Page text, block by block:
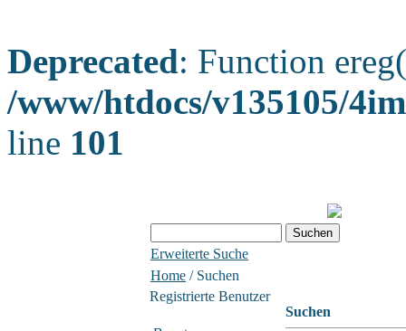
Deprecated: Function
/www/htdocs/v135105/
line 101
Erweiterte Suche
Home / Suchen
Registrierte Benutzer
Suchen